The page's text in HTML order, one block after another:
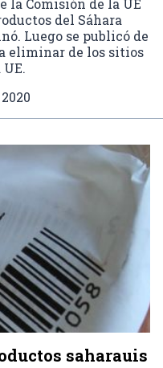
la Comisión de la UE
del Sáhara
Luego se publicó de
eliminar de los sitios
saharauis